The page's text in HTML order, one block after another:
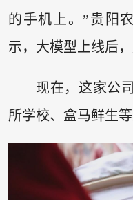
的手机上。”贵阳
示，大模型上线后
现在，这家公
所学校、盒马鲜生等